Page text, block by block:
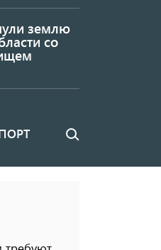
землю
со
Поиск